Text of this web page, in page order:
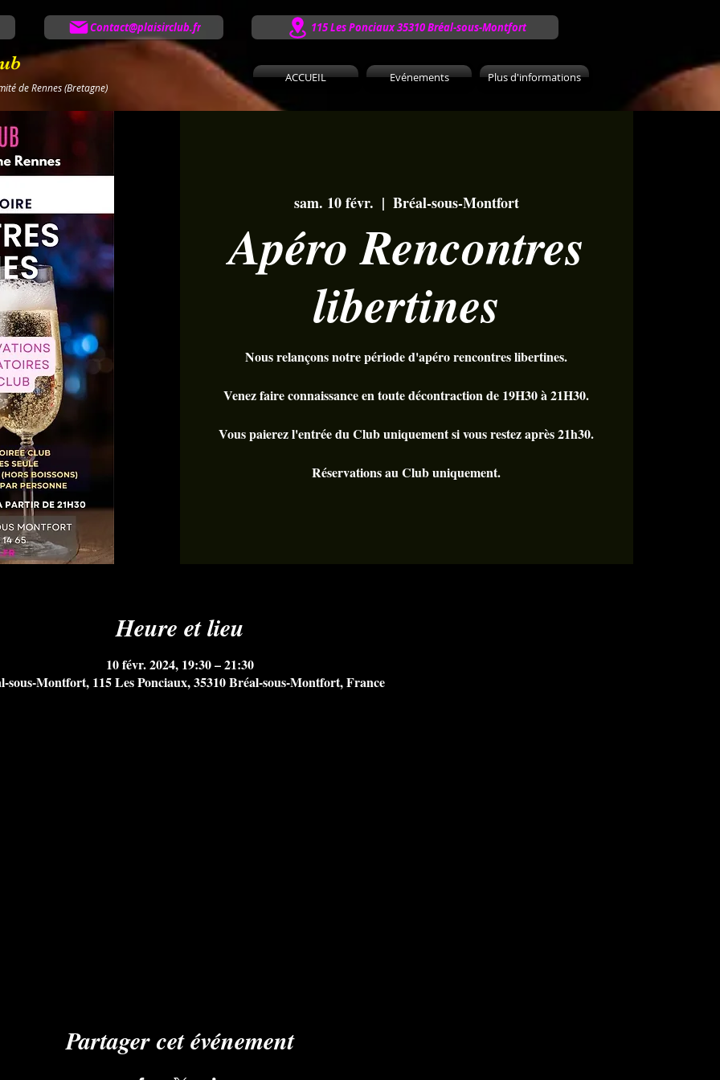
de Rennes (Bretagne)
ACCUEIL Evénements Plus d'informations
Contact@plaisirclub.fr 115 Les Ponciaux 35310 Bréal-sous-Montfort
sam. 10 févr.
  |
Bréal-sous-Montfort
Apéro Rencontres
libertines
Nous relançons notre période d'apéro rencontres libertines.
Venez faire connaissance en toute décontraction de 19H30 à 21H30.
Vous paierez l'entrée du Club uniquement si vous restez après 21h30.
Réservations au Club uniquement.
Heure et lieu
10 févr. 2024, 19:30 – 21:30
sous-Montfort, 115 Les Ponciaux, 35310 Bréal-sous-Montfort, France
Partager cet événement